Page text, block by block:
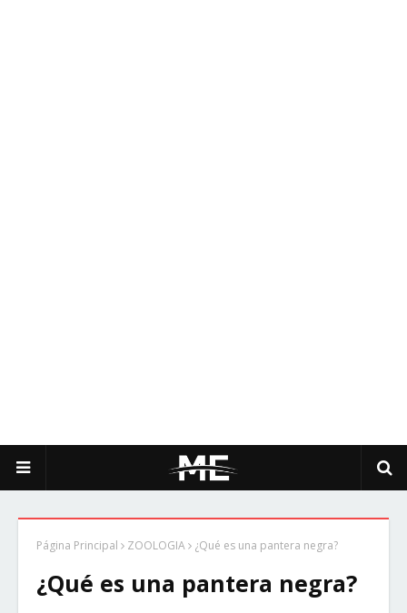
Página Principal ZOOLOGIA ¿Qué es una pantera negra?
¿Qué es una pantera negra?